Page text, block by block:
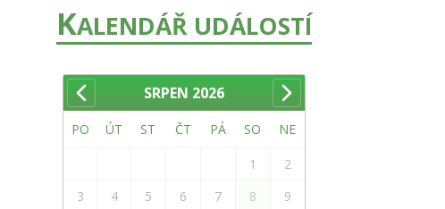
KALENDÁŘ UDÁLOSTÍ
SRPEN 2026
PO ÚT ST ČT PÁ SO NE
1
2
3
4 5 6 7 8
9